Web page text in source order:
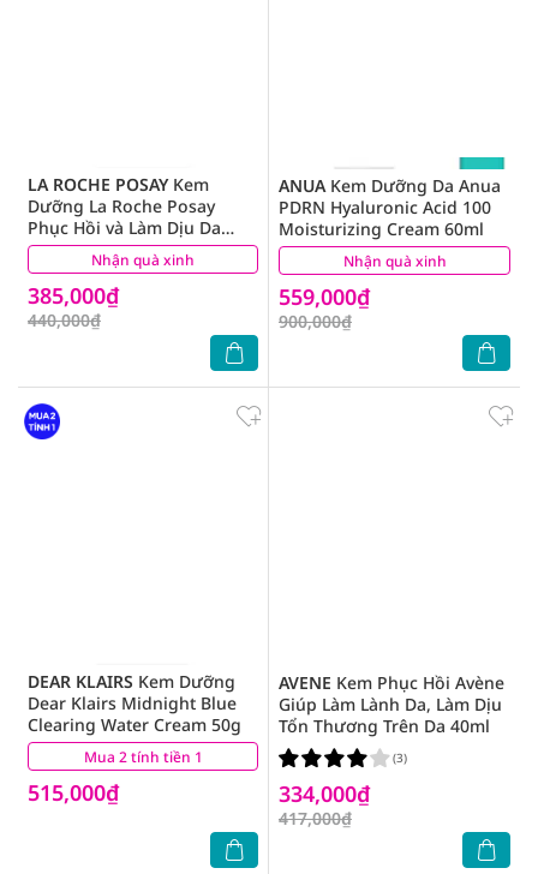
Nhận quà xinh
LA ROCHE POSAYKem
Dưỡng La Roche Posay
Phục Hồi và Làm Dịu Da
Cicaplast Baume B5+ 40ml
385,000₫
440,000₫
(27) Nhận quà xinh
ANUAKem Dưỡng Da Anua
PDRN Hyaluronic Acid 100
Moisturizing Cream 60ml
559,000₫
900,000₫
(0)
Mua 2 tính tiền 1
DEAR KLAIRS Kem Dưỡng
Dear Klairs Midnight Blue
Clearing Water Cream 50g
515,000₫
(2)
AVENE Kem Phục Hồi Avène
Giúp Làm Lành Da, Làm Dịu
Tổn Thương Trên Da 40ml
334,000₫
417,000₫
(3)